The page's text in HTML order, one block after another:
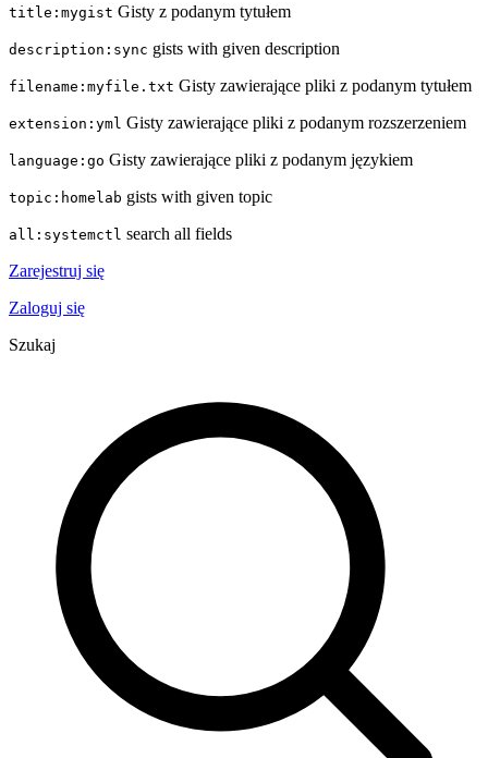
title:mygist Gisty z podanym tytułem
description:sync gists with given description
filename:myfile.txt Gisty zawierające pliki z podanym tytułem
extension:yml Gisty zawierające pliki z podanym rozszerzeniem
language:go Gisty zawierające pliki z podanym językiem
topic:homelab gists with given topic
all:systemctl search all fields
Zarejestruj się
Zaloguj się
Szukaj